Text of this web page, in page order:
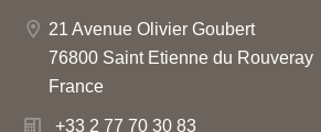
21 Avenue Olivier Goubert
76800 Saint Etienne du Rouveray
France
+33 2 77 70 30 83